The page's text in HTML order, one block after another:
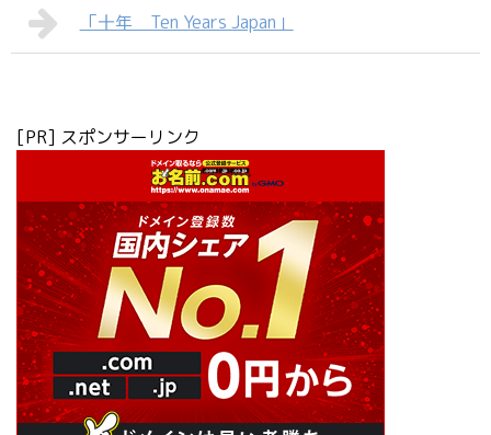
「十年 Ten Years Japan」
[PR] スポンサーリンク